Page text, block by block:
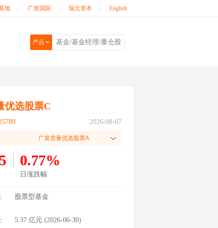
地 广发国际 瑞元资本 English
产品
优选股票C
2026-08-07
广发质量优选股票A
0.77%
日涨跌幅
股票型基金
5.37 亿元 (2026-06-30)